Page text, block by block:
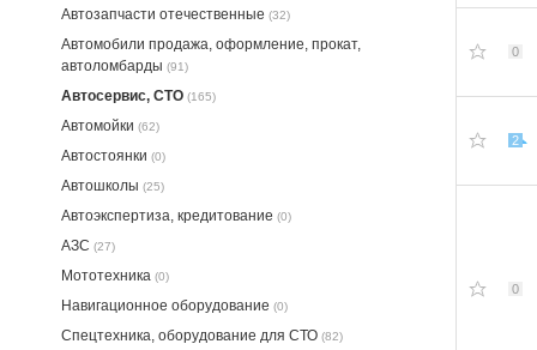
Автозапчасти отечественные (32)
Автомобили продажа, оформление, прокат,
автоломбарды (91)
Автосервис, СТО (165)
Автомойки (62)
Автостоянки (0)
Автошколы (25)
Автоэкспертиза, крeдитование (0)
АЗС (27)
Мототехника (0)
Навигационное оборудование (0)
Спецтехника, оборудование для СТО (82)
0
2
0